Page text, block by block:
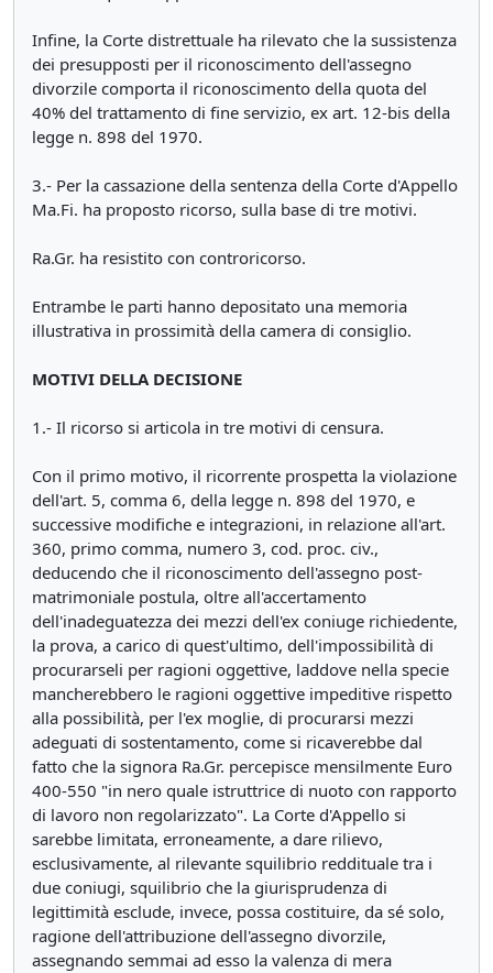
Infine, la Corte distrettuale ha rilevato che la sussistenza
dei presupposti per il riconoscimento dell'assegno
divorzile comporta il riconoscimento della quota del
40% del trattamento di fine servizio, ex art. 12-bis della
legge n. 898 del 1970.
3.- Per la cassazione della sentenza della Corte d'Appello
Ma.Fi. ha proposto ricorso, sulla base di tre motivi.
Ra.Gr. ha resistito con controricorso.
Entrambe le parti hanno depositato una memoria
illustrativa in prossimità della camera di consiglio.
MOTIVI DELLA DECISIONE
1.- Il ricorso si articola in tre motivi di censura.
Con il primo motivo, il ricorrente prospetta la violazione
dell'art. 5, comma 6, della legge n. 898 del 1970, e
successive modifiche e integrazioni, in relazione all'art.
360, primo comma, numero 3, cod. proc. civ.,
deducendo che il riconoscimento dell'assegno post-
matrimoniale postula, oltre all'accertamento
dell'inadeguatezza dei mezzi dell'ex coniuge richiedente,
la prova, a carico di quest'ultimo, dell'impossibilità di
procurarseli per ragioni oggettive, laddove nella specie
mancherebbero le ragioni oggettive impeditive rispetto
alla possibilità, per l'ex moglie, di procurarsi mezzi
adeguati di sostentamento, come si ricaverebbe dal
fatto che la signora Ra.Gr. percepisce mensilmente Euro
400-550 "in nero quale istruttrice di nuoto con rapporto
di lavoro non regolarizzato". La Corte d'Appello si
sarebbe limitata, erroneamente, a dare rilievo,
esclusivamente, al rilevante squilibrio reddituale tra i
due coniugi, squilibrio che la giurisprudenza di
legittimità esclude, invece, possa costituire, da sé solo,
ragione dell'attribuzione dell'assegno divorzile,
assegnando semmai ad esso la valenza di mera